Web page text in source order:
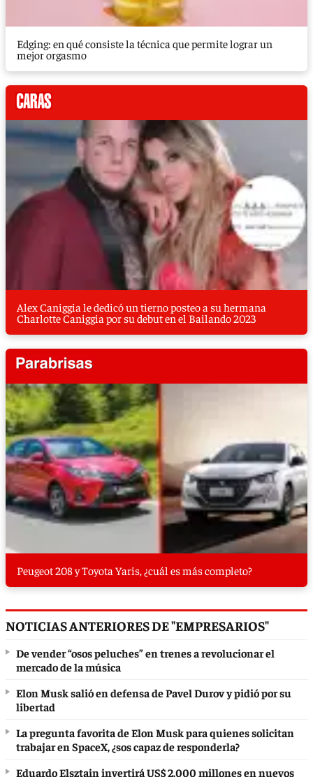
Edging: en qué consiste la técnica que permite lograr un
mejor orgasmo
Alex Caniggia le dedicó un tierno posteo a su hermana
Charlotte Caniggia por su debut en el Bailando 2023
Peugeot 208 y Toyota Yaris, ¿cuál es más completo?
NOTICIAS ANTERIORES DE "EMPRESARIOS"
De vender “osos peluches” en trenes a revolucionar el
mercado de la música
Elon Musk salió en defensa de Pavel Durov y pidió por su
libertad
La pregunta favorita de Elon Musk para quienes solicitan
trabajar en SpaceX, ¿sos capaz de responderla?
Eduardo Elsztain invertirá US$ 2.000 millones en nuevos